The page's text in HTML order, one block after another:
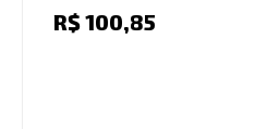
R$100,85